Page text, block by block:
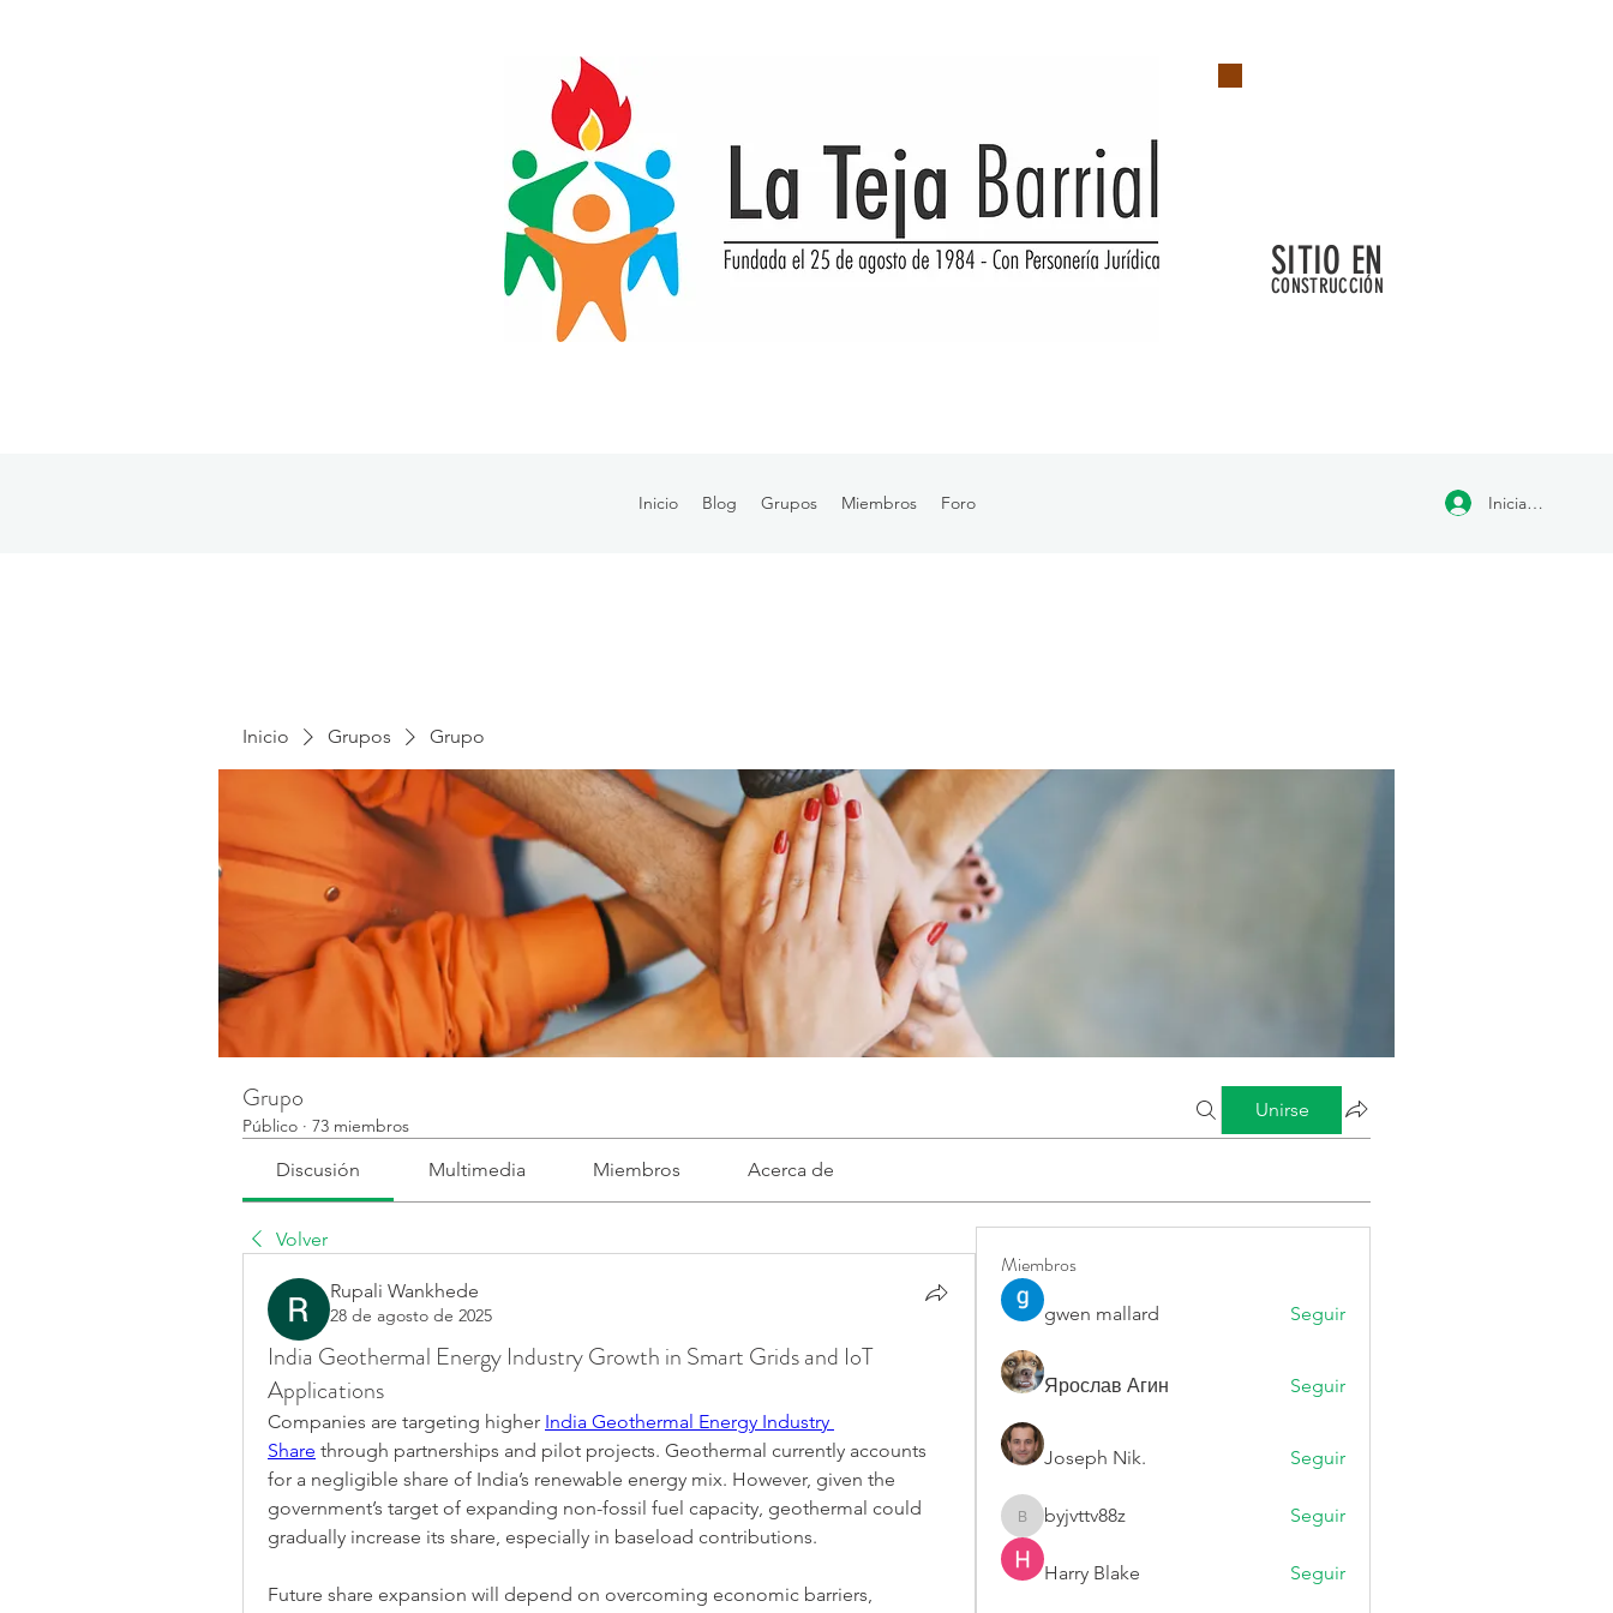
SITIO EN
CONSTRUCCIÓN
Inicio Blog Grupos Miembros Foro Iniciar sesión
Inicio Grupos Grupo
Grupo
Público · 73 miembros
Unirse
Discusión Multimedia Miembros Acerca de
Volver
Rupali Wankhede
28 de agosto de 2025
India Geothermal Energy Industry Growth in Smart Grids and IoT
Applications
Companies are targeting higher India Geothermal Energy Industry
Share through partnerships and pilot projects. Geothermal currently accounts
for a negligible share of India’s renewable energy mix. However, given the
government’s target of expanding non-fossil fuel capacity, geothermal could
gradually increase its share, especially in baseload contributions.
Future share expansion will depend on overcoming economic barriers,
Miembros
gwen mallard Seguir
Ярослав Агин Seguir
Joseph Nik. Seguir
byjvttv88z
byjvttv88z Seguir
Harry Blake Seguir